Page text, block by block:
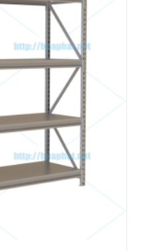
chính hãng
Hòa Phát tại địa chỉ:
vị có uy tín cung cấp và thi
và giá rẻ. Đây là địa chỉ
Nội thất Hòa Phát chính
rắc rối nên đảm bảo
nhái. Tới với chúng tôi
mua hàng tiêu chuẩn với
xuất trực tiếp từ kho tổng
Khui thùng, bóc hộp, lắp
đổi trả chính hãng theo
Việc đặt mua hàng và bảo
dễ dàng qua một vài